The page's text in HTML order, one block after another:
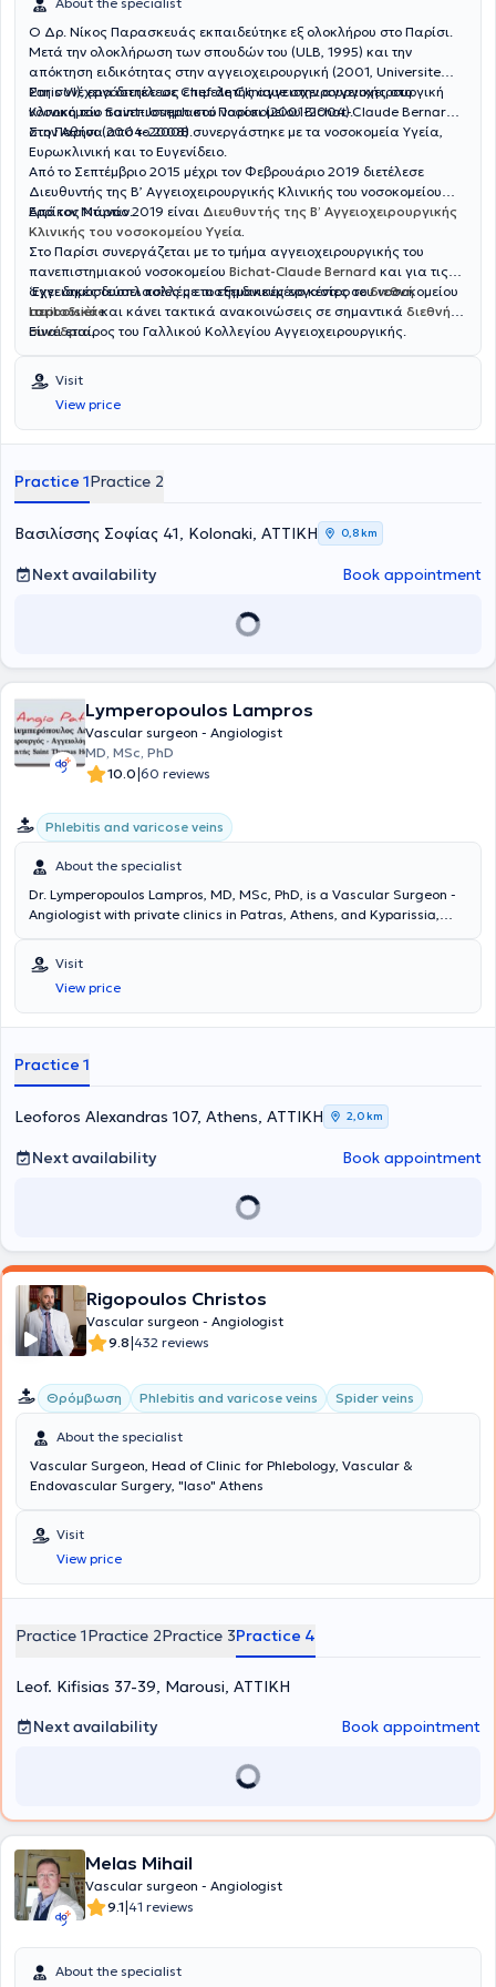
Ο Δρ. Νίκος Παρασκευάς εκπαιδεύτηκε εξ ολοκλήρου στο Παρίσι.
Μετά την ολοκλήρωση των σπουδών του (ULB, 1995) και την
απόκτηση ειδικότητας στην αγγειοχειρουργική (2001, Universite
Paris VI), εργάστηκε ως επιμελητής αγγειοχειρουργικής στο
νοσοκομείο Saint-Joseph στο Παρίσι (2001-2004).
Στη συνέχεια διετέλεσε Chef de Clinique στην αγγειοχειρουργική
Κλινική του πανεπιστημιακού νοσοκομείου Bichat-Claude Bernard
στο Παρίσι (2004-2008).
Στην Αθήνα από το 2008 συνεργάστηκε με τα νοσοκομεία Υγεία,
Ευρωκλινική και το Ευγενίδειο.
Από το Σεπτέμβριο 2015 μέχρι τον Φεβρουάριο 2019 διετέλεσε
Διευθυντής της Β’ Αγγειοχειρουργικής Κλινικής του νοσοκομείου
Ερρίκος Ντυνάν.
Από τον Μάρτιο 2019 είναι Διευθυντής της Β’ Αγγειοχειρουργικής
Κλινικής του νοσοκομείου Υγεία.
Στο Παρίσι συνεργάζεται με το τμήμα αγγειοχειρουργικής του
πανεπιστημιακού νοσοκομείου Bichat-Claude Bernard και για τις
αγγειακές δυσπλασίες με το εξειδικευμένο κέντρο του νοσοκομείου
Lariboisière.
‘Εχει δημοσιεύσει πολλές επιστημονικές εργασίες σεδιεθνή
περιοδικάκαι κάνει τακτικά ανακοινώσεις σε σημαντικά διεθνή
συνέδρια.
Είναι εταίρος του Γαλλικού Κολλεγίου Αγγειοχειρουργικής.
Visit
View price
Practice 1Practice 2
Βασιλίσσης Σοφίας 41, Kolonaki, ΑΤΤΙΚΗ 0,8 km
Next availability Book appointment
Lymperopoulos Lampros
Vascular surgeon - Angiologist
MD, MSc, PhD
10.0|60 reviews
Phlebitis and varicose veins
About the specialist
Dr. Lymperopoulos Lampros, MD, MSc, PhD, is a Vascular Surgeon -
Angiologist with private clinics in Patras, Athens, and Kyparissia,
possesses extensive experience in the painless treatment of venous
diseases using laser technology and in the assessment of the
circulatory system through the use of Doppler and triplex
ultrasound. The clinic offers all modern techniques for veins and
Additionally, surgeries are performed for patients with kidney
Visit
View price
Practice 1
Leoforos Alexandras 107, Athens, ΑΤΤΙΚΗ 2,0 km
Next availability Book appointment
Rigopoulos Christos
Vascular surgeon - Angiologist
9.8|432 reviews
Θρόμβωση Phlebitis and varicose veins Spider veins
About the specialist
Vascular Surgeon, Head of Clinic for Phlebology, Vascular &
Endovascular Surgery, "Iaso" Athens
Visit
View price
Practice 1Practice 2Practice 3Practice 4
Leof. Kifisias 37-39, Marousi, ΑΤΤΙΚΗ
Next availability
Book appointment
Melas Mihail
Vascular surgeon - Angiologist
9.1|41 reviews
About the specialist